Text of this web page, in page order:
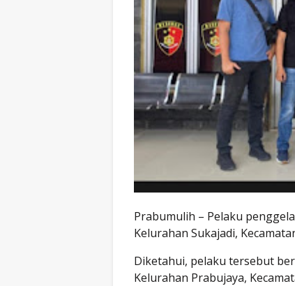
Prabumulih – Pelaku
Kelurahan Sukajadi,
Diketahui, pelaku tersebut
Kelurahan Prabujaya,